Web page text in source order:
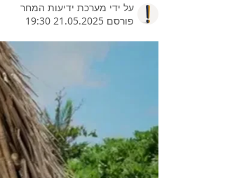
על ידי מערכת ידיעות המחר
פורסם 21.05.2025 19:30